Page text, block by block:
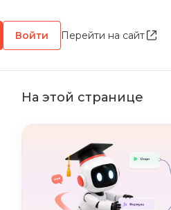
Войти Перейти на сайт
На этой странице